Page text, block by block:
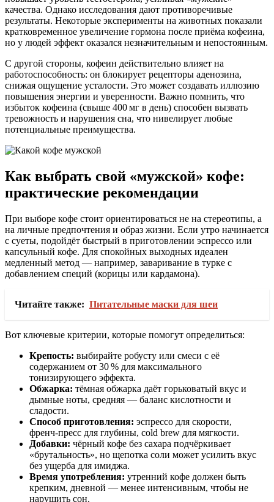
качества. Однако исследования дают противоречивые
результаты. Некоторые эксперименты на животных показали
кратковременное увеличение гормона после приёма кофеина,
но у людей эффект оказался незначительным и непостоянным.
С другой стороны, кофеин действительно влияет на
работоспособность: он блокирует рецепторы аденозина,
снижая ощущение усталости. Это может создавать иллюзию
повышения энергии и уверенности. Важно помнить, что
избыток кофеина (свыше 400 мг в день) способен вызвать
тревожность и нарушения сна, что нивелирует любые
потенциальные преимущества.
Как выбрать свой «мужской» кофе:
практические рекомендации
При выборе кофе стоит ориентироваться не на стереотипы, а
на личные предпочтения и образ жизни. Если утро начинается
с суеты, подойдёт быстрый в приготовлении эспрессо или
капсульный кофе. Для спокойных выходных идеален
медленный метод — например, заваривание в турке с
добавлением специй (корицы или кардамона).
Читайте также: Питательные маски для шеи
Вот ключевые критерии, которые помогут определиться:
Крепость: выбирайте робусту или смеси с её
содержанием от 30 % для максимального
тонизирующего эффекта.
Обжарка: тёмная обжарка даёт горьковатый вкус и
дымные ноты, средняя — баланс кислотности и
сладости.
Способ приготовления: эспрессо для скорости,
френч‑пресс для глубины, cold brew для мягкости.
Добавки: чёрный кофе без сахара подчёркивает
«брутальность», но щепотка соли может усилить вкус
без ущерба для имиджа.
Время употребления: утренний кофе должен быть
крепким, дневной — менее интенсивным, чтобы не
нарушить сон.